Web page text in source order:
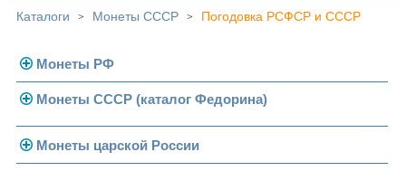
Каталоги > Монеты СССР > Погодовка РСФСР и СССР
Монеты РФ
Современная Россия
Монеты 1991-1993 гг.
Монеты СССР (каталог Федорина)
Погодовка СССР
Монеты царской России